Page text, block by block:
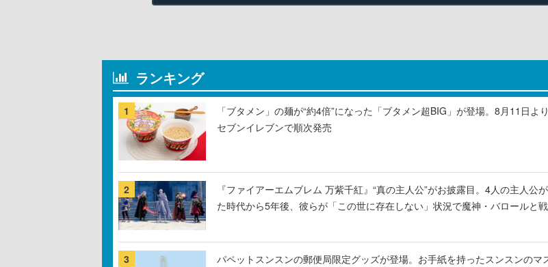
ランキング
1
「ブタメン」の麺が“約4倍”になった「ブタメン超BIG」が登場。8月11日よ
セブンイレブンで順次発売
2
『ファイアーエムブレム 万紫千紅』“真の主人公”がお披露目。4人の主人公
た時代から5年後、彼らが「この世に存在しない」状況で魔神・バロールと
3
パペットスンスンの郵便局限定グッズが登場。お手紙を持ったスンスンのマ